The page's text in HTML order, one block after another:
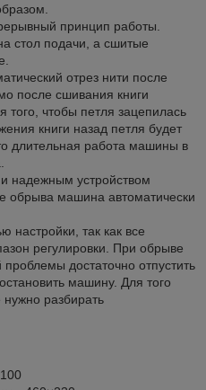
принцип работы.
стол подачи, а сшитые
отрез нити после
после сшивания книги
того, чтобы петля зацепилась
книги назад петля будет
длительная работа машины в
надежным устройством
обрыва машина автоматически
настройки, так как все
регулировки. При обрыве
достаточно отпустить
машину. Для того
нужно разбирать